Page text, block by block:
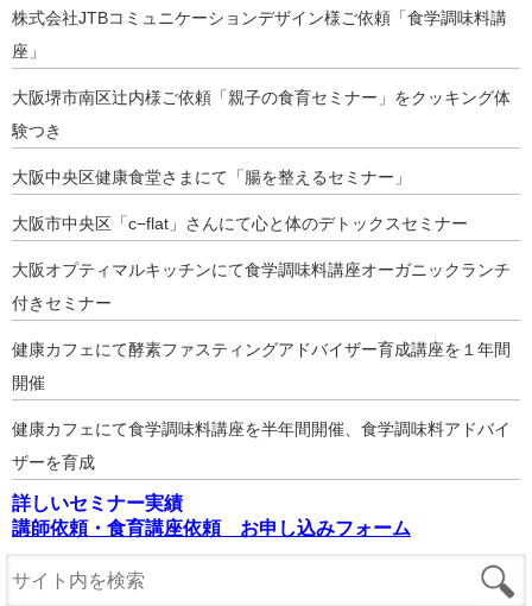
株式会社JTBコミュニケーションデザイン様ご依頼「食学調味料講
座」
大阪堺市南区辻内様ご依頼「親子の食育セミナー」をクッキング体
験つき
大阪中央区健康食堂さまにて「腸を整えるセミナー」
大阪市中央区「c−flat」さんにて心と体のデトックスセミナー
大阪オプティマルキッチンにて食学調味料講座オーガニックランチ
付きセミナー
健康カフェにて酵素ファスティングアドバイザー育成講座を１年間
開催
健康カフェにて食学調味料講座を半年間開催、食学調味料アドバイ
ザーを育成
詳しいセミナー実績
講師依頼・食育講座依頼 お申し込みフォーム